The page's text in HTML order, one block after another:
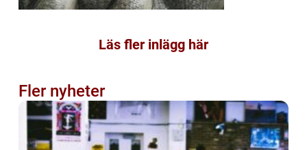
Läs fler inlägg här
Fler nyheter